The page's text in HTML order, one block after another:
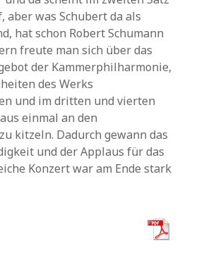
aber was Schubert da als
hat schon Robert Schumann
freute man sich über das
der Kammerphilharmonie,
des Werks
und im dritten und vierten
einmal an den
kitzeln. Dadurch gewann das
und der Applaus für das
Konzert war am Ende stark